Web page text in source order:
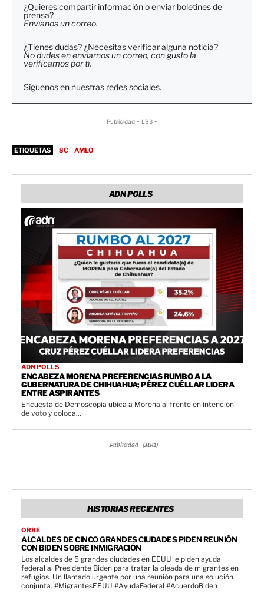
¿Quieres compartir información o enviar boletines de
prensa?
Envíanos un correo.
¿Tienes dudas? ¿Necesitas verificar alguna noticia?
No dudes en enviarnos un correo, con gusto la
verificamos por tí.
Síguenos en nuestras redes sociales.
Publicidad - LB3 -
ETIQUETAS 8C AMLO
ADN POLLS
ADN POLLS
ENCABEZA MORENA PREFERENCIAS RUMBO A LA
GUBERNATURA DE CHIHUAHUA; PÉREZ CUÉLLAR LIDERA
ENTRE ASPIRANTES
Encuesta de Demoscopia ubica a Morena al frente en intención
de voto y coloca...
- Publicidad - (MR1)
HISTORIAS RECIENTES
ORBE
ALCALDES DE CINCO GRANDES CIUDADES PIDEN REUNIÓN
CON BIDEN SOBRE INMIGRACIÓN
Los alcaldes de 5 grandes ciudades en EEUU le piden ayuda
federal al Presidente Biden para tratar la oleada de migrantes en
refugios. Un llamado urgente por una reunión para una solución
conjunta. #MigrantesEEUU #AyudaFederal #AcuerdoBiden